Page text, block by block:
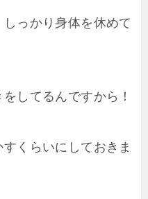
っかり身体を休めて
してるんですから！
くらいにしておきま